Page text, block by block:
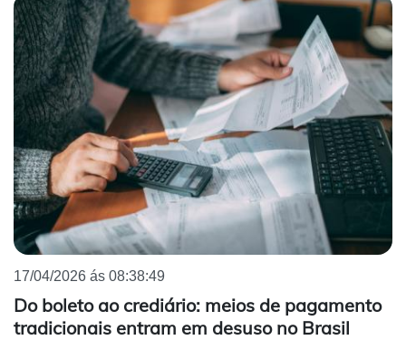
17/04/2026 ás 08:38:49
Do boleto ao crediário: meios de pagamento
tradicionais entram em desuso no Brasil